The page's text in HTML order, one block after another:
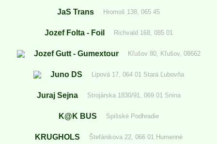
JaS Trans Hromoš 138, 065 45
Jozef Folta - Foil Richvald 168, 085 01
Jozef Gutt - Gumextour Kľušov 80, Kľušov, 08662
Juno DS Lipová 17, 064 01 Stará Ľubovňa
Juraj Sejna Strojárska 1830/91, 069 01 Snina
K@K BUS Spišské Podhradie
KRUGHOLS Štefánikova 22, 066 01 Humenné